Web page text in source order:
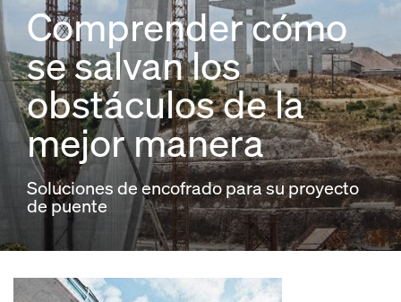
Comprender cómo
se salvan los
obstáculos de la
mejor manera
Soluciones de encofrado para su proyecto
de puente